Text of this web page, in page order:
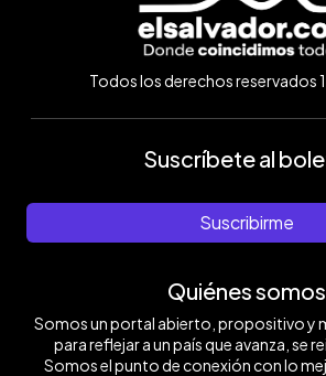
Todos los derechos reservados
Suscríbete al
Suscribirme
Quiénes somos
Somos un portal abierto, propositivo y
para reflejar a un país que avanza, se
Somos el punto de conexión con lo